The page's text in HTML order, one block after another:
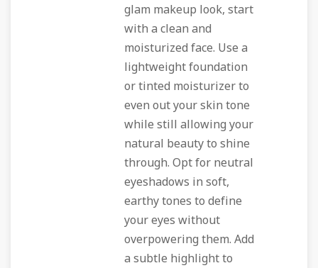
glam makeup look, start
with a clean and
moisturized face. Use a
lightweight foundation
or tinted moisturizer to
even out your skin tone
while still allowing your
natural beauty to shine
through. Opt for neutral
eyeshadows in soft,
earthy tones to define
your eyes without
overpowering them. Add
a subtle highlight to